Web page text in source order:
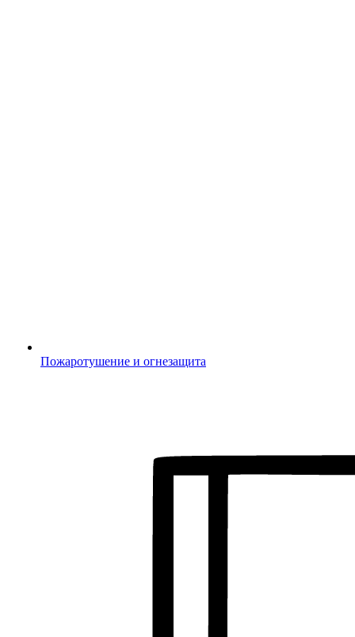
Пожаротушение и огнезащита